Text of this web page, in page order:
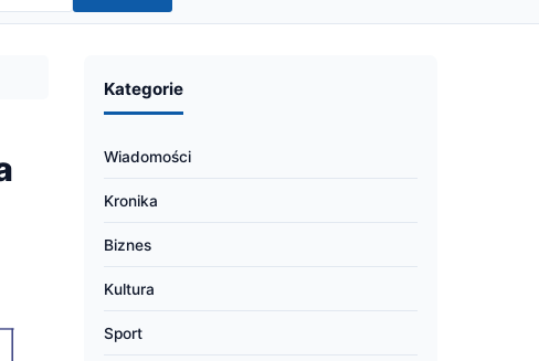
Kategorie
Wiadomości
Kronika
Biznes
Kultura
Sport